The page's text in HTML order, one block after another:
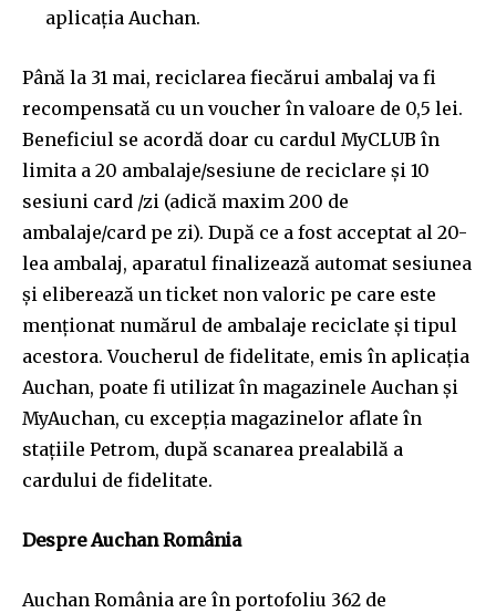
I've read and accept thePrivacy Policy.
32,111
Cititori Cititori Cititori
aplicația Auchan.
Până la 31 mai, reciclarea fiecărui ambalaj va fi
recompensată cu un voucher în valoare de 0,5 lei.
Beneficiul se acordă doar cu cardul MyCLUB în
limita a 20 ambalaje/sesiune de reciclare și 10
sesiuni card /zi (adică maxim 200 de
ambalaje/card pe zi). După ce a fost acceptat al 20-
lea ambalaj, aparatul finalizează automat sesiunea
și eliberează un ticket non valoric pe care este
menționat numărul de ambalaje reciclate și tipul
acestora. Voucherul de fidelitate, emis în aplicația
Auchan, poate fi utilizat în magazinele Auchan și
MyAuchan, cu excepția magazinelor aflate în
stațiile Petrom, după scanarea prealabilă a
cardului de fidelitate.
Despre Auchan România
Auchan România are în portofoliu 362 de